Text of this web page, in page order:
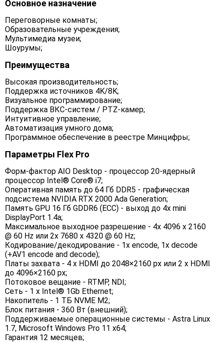
Основное назначение
Переговорные комнаты;
Образовательные учреждения;
Мультимедиа музеи;
Шоурумы;
Преимущества
Высокая производительность;
Поддержка источников 4K/8K;
Визуальное программирование;
Поддержка ВКС-систем / PTZ-камер;
Интуитивное управление;
Автоматизация умного дома;
Программное обеспечение в реестре Минцифры;
Параметры Flex Pro
Форм-фактор AIO Desktop - процессор 20-ядерный
процессор Intel® Core® i7;
Оперативная память до 64 Гб DDR5 - графическая
подсистема NVIDIA RTX 2000 Ada Generation;
Память GPU 16 Гб GDDR6 (ECC) - выход до 4x mini
DisplayPort 1.4a;
Максимальное выходное разрешение - 4x 4096 x 2160
@ 60 Hz или 2x 7680 x 4320 @ 60 Hz;
Кодирование/декодирование - 1x encode, 1x decode
(+AV1 encode and decode);
Платы захвата - 4 x HDMI до 2048×2160 px или 2 x HDMI
до 4096×2160 px;
Потоковое вещание - RTMP, NDI;
Сеть - 1 x Intel® 1Gb Ethernet;
Накопитель - 1 ТБ NVME M2;
Блок питания - 360 Вт (внешний);
Поддерживаемые операционные системы - Astra Linux
1.7, Microsoft Windows Pro 11 x64;
Гарантия 12 месяцев;